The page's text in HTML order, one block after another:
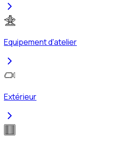
Equipement d'atelier
Extérieur